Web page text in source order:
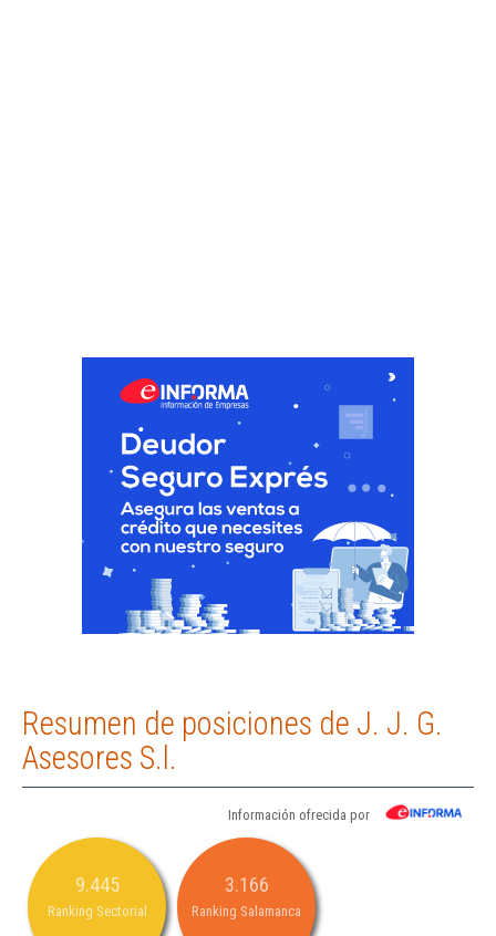
Resumen de posiciones de J. J. G.
Asesores S.l.
Información ofrecida por
9.445
Ranking Sectorial
3.166
Ranking Salamanca